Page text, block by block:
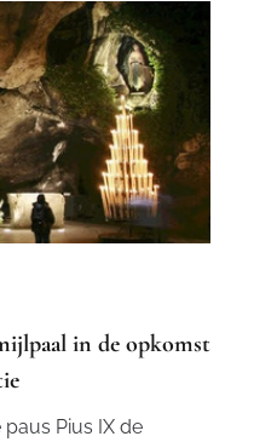
in de opkomst
Pius IX de